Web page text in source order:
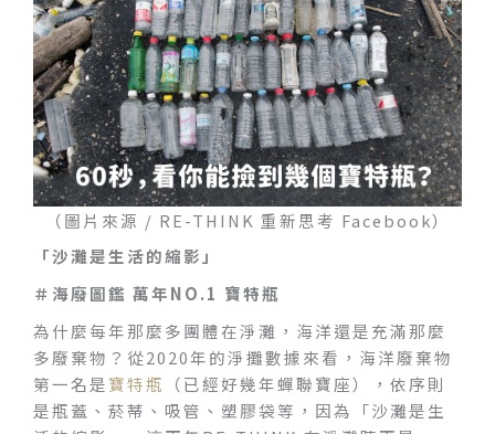
（圖片來源 / RE-THINK 重新思考 Facebook）
「沙灘是生活的縮影」
＃海廢圖鑑 萬年NO.1 寶特瓶
為什麼每年那麼多團體在淨灘，海洋還是充滿那麼
多廢棄物？從2020年的淨攤數據來看，海洋廢棄物
第一名是寶特瓶
（已經好幾年蟬聯寶座），依序則
是瓶蓋、菸蒂、吸管、塑膠袋等，因為「沙灘是生